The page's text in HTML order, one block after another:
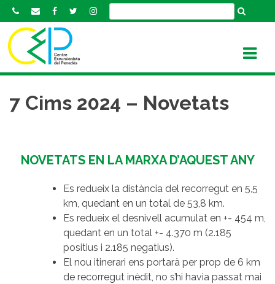
k
7 Cims 2024 – Novetats
NOVETATS EN LA MARXA D’AQUEST ANY
Es redueix la distància del recorregut en 5,5
km, quedant en un total de 53,8 km.
Es redueix el desnivell acumulat en +- 454 m,
quedant en un total +- 4.370 m (2.185
positius i 2.185 negatius).
El nou itinerari ens portarà per prop de 6 km
de recorregut inèdit, no s’hi havia passat mai